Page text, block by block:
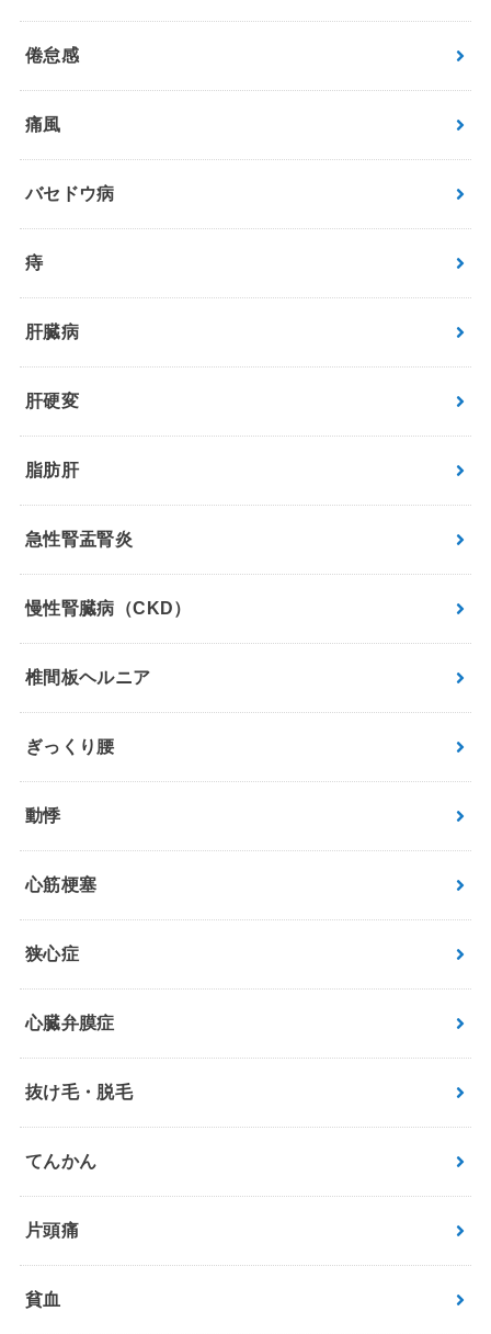
倦怠感
痛風
バセドウ病
痔
肝臓病
肝硬変
脂肪肝
急性腎盂腎炎
慢性腎臓病（CKD）
椎間板ヘルニア
ぎっくり腰
動悸
心筋梗塞
狭心症
心臓弁膜症
抜け毛・脱毛
てんかん
片頭痛
貧血